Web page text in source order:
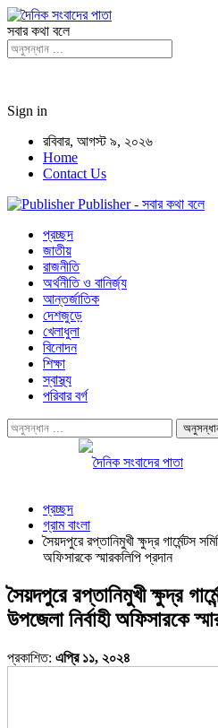
সবার কথা বলে
Sign in
রবিবার, আগস্ট ৯, ২০২৬
Home
Contact Us
Publisher - সবার কথা বলে
প্রচ্ছদ
জাতীয়
রাজনীতি
অর্থনীতি ও বানির্জ্য
আন্তর্জাতিক
দেশজুড়ে
খেলাধুলা
বিনোদন
শিক্ষা
স্বাস্থ্য
পরিবার বর্গ
প্রচ্ছদ
গ্রাম বাংলা
সৈয়দপুরে রপ্তানিমুখী ক্ষুদ্র গার্মেন্টস
অফিসারকে স্মারকলিপি প্রদান
সৈয়দপুরে রপ্তানিমুখী ক্ষুদ্র
উপজেলা নির্বাহী অফিসারকে
প্রকাশিত: এপ্রি ১১, ২০২৪